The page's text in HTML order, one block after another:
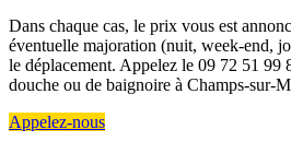
Dans chaque cas, le prix vous est
éventuelle majoration (nuit, week-end,
le déplacement. Appelez le 09 72 51 99
douche ou de baignoire à Champs-sur-
Appelez-nous